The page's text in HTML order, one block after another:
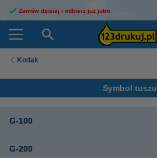
Zamów dzisiaj i odbierz już jutro
Kodak
Symbol tuszu
G-100
G-200